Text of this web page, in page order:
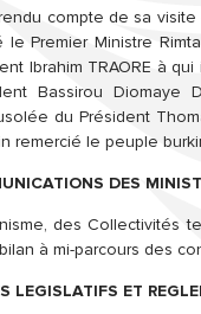
compte de sa
Premier Ministre
Ibrahim TRAORE à
Bassirou Diomaye
du Président
remercié le peuple
DES
des Collectivités
à mi-parcours des
LEGISLATIFS ET